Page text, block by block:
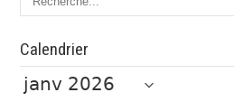
Calendrier